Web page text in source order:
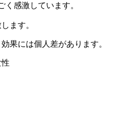
く感激しています。
ます。
果には個人差があります。